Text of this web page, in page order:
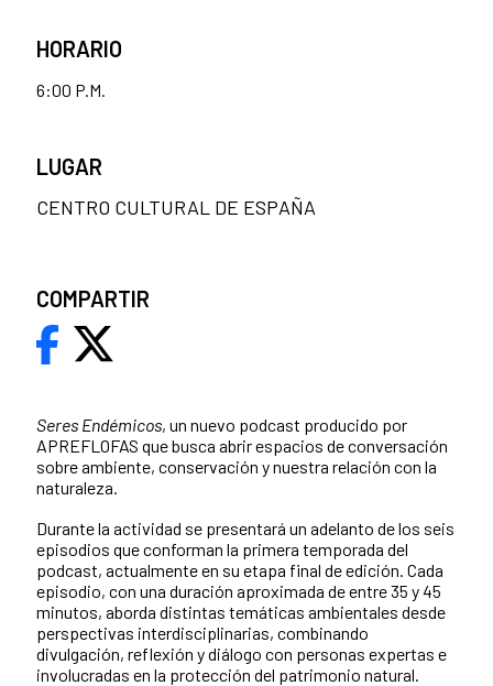
Seres Endémicos, un nuevo podcast producido por
APREFLOFAS que busca abrir espacios de conversación
sobre ambiente, conservación y nuestra relación con la
naturaleza.
Durante la actividad se presentará un adelanto de los seis
episodios que conforman la primera temporada del
podcast, actualmente en su etapa final de edición. Cada
episodio, con una duración aproximada de entre 35 y 45
minutos, aborda distintas temáticas ambientales desde
perspectivas interdisciplinarias, combinando
divulgación, reflexión y diálogo con personas expertas e
involucradas en la protección del patrimonio natural.
HORARIO
6:00 P.M.
LUGAR
CENTRO CULTURAL DE ESPAÑA
COMPARTIR